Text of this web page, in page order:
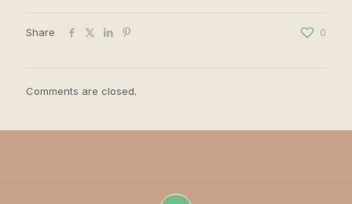
Share 0
Comments are closed.